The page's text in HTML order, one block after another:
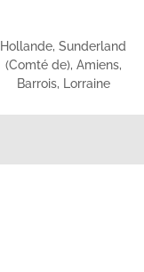
Hollande, Sunderland
(Comté de), Amiens,
Barrois, Lorraine